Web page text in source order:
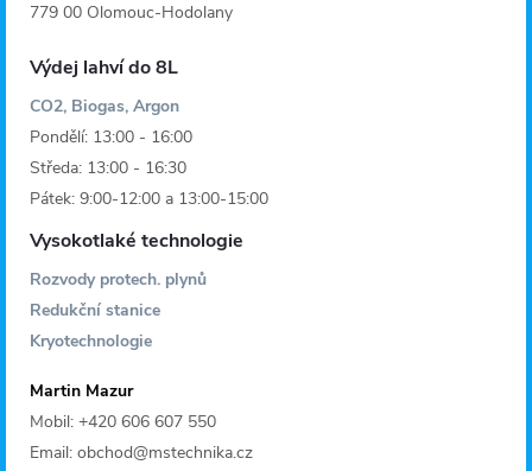
779 00 Olomouc-Hodolany
Výdej lahví do 8L
CO2, Biogas, Argon
Pondělí: 13:00 - 16:00
Středa: 13:00 - 16:30
Pátek: 9:00-12:00 a 13:00-15:00
Vysokotlaké technologie
Rozvody protech. plynů
Redukční stanice
Kryotechnologie
Martin Mazur
Mobil: +420 606 607 550
Email: obchod@mstechnika.cz